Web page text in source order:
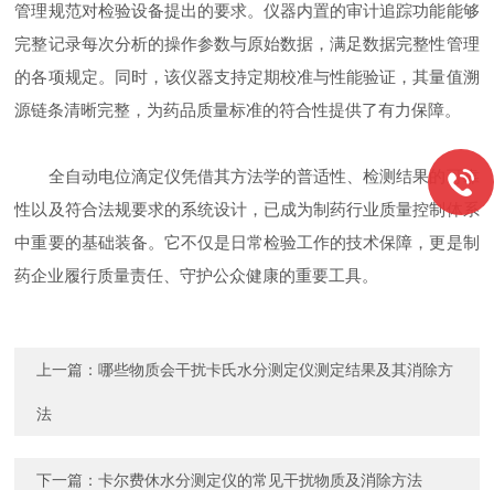
管理规范对检验设备提出的要求。仪器内置的审计追踪功能能够
完整记录每次分析的操作参数与原始数据，满足数据完整性管理
的各项规定。同时，该仪器支持定期校准与性能验证，其量值溯
源链条清晰完整，为药品质量标准的符合性提供了有力保障。
全自动电位滴定仪凭借其方法学的普适性、检测结果的可靠
性以及符合法规要求的系统设计，已成为制药行业质量控制体系
中重要的基础装备。它不仅是日常检验工作的技术保障，更是制
药企业履行质量责任、守护公众健康的重要工具。
上一篇：哪些物质会干扰卡氏水分测定仪测定结果及其消除方
法
下一篇：卡尔费休水分测定仪的常见干扰物质及消除方法